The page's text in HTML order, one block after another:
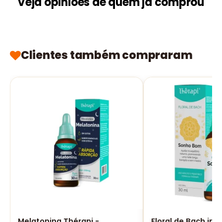
Clientes também compraram